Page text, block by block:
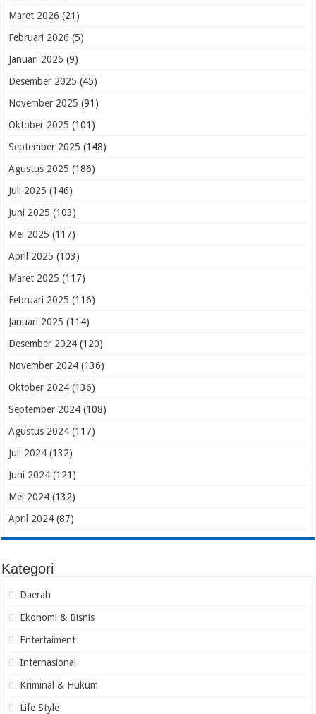
Maret 2026 (21)
Februari 2026 (5)
Januari 2026 (9)
Desember 2025 (45)
November 2025 (91)
Oktober 2025 (101)
September 2025 (148)
Agustus 2025 (186)
Juli 2025 (146)
Juni 2025 (103)
Mei 2025 (117)
April 2025 (103)
Maret 2025 (117)
Februari 2025 (116)
Januari 2025 (114)
Desember 2024 (120)
November 2024 (136)
Oktober 2024 (136)
September 2024 (108)
Agustus 2024 (117)
Juli 2024 (132)
Juni 2024 (121)
Mei 2024 (132)
April 2024 (87)
Kategori
Daerah
Ekonomi & Bisnis
Entertaiment
Internasional
Kriminal & Hukum
Life Style